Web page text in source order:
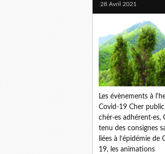
28 Avril 2021
Les évènements à
Covid-19 Cher
chèr·es adhérent·es,
tenu des consignes
liées à l’épidémie de
19, les animations